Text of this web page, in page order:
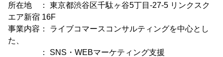
所在地 ： 東京都渋谷区千駄ヶ谷5丁目-27-5 リンクスク
エア新宿 16F
事業内容： ライブコマースコンサルティングを中心とし
た、
： SNS・WEBマーケティング支援